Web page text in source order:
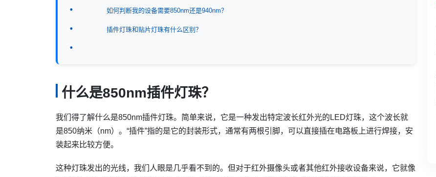
如何判断我的设备需要850nm还是940nm？
插件灯珠和贴片灯珠有什么区别？
什么是850nm插件灯珠？
我们得了解什么是850nm插件灯珠。简单来说，它是一种发出特定波长红外光的LED灯珠，这个波长就
是850纳米（nm）。“插件”指的是它的封装形式，通常有两根引脚，可以直接插在电路板上进行焊接，安
装起来比较方便。
这种灯珠发出的光线，我们人眼是几乎看不到的。但对于红外摄像头或者其他红外接收设备来说，它就像